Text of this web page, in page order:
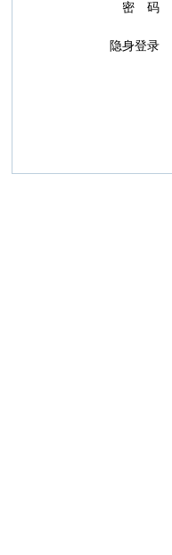
密 码
隐身登录